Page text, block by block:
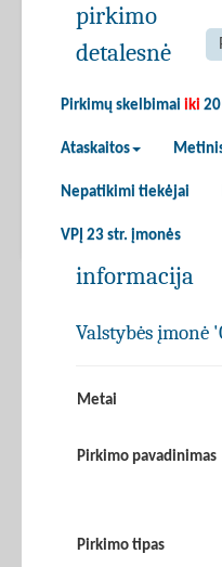
Pirkimų skelbimai iki
Ataskaitos
Nepatikimi tiekėjai
VPĮ 23 str. įmonės
pirkimo
detalesnė
informacija
Valstybės įmonė
Metai
Pirkimo pavadinimas
Pirkimo tipas